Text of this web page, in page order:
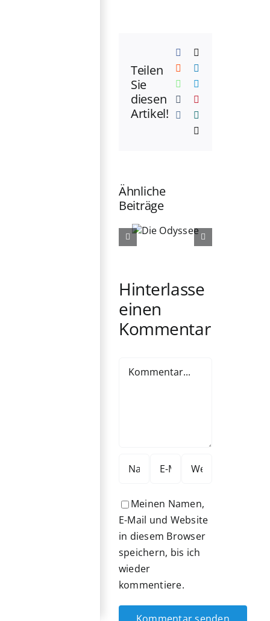
Teilen
Sie
diesen
Artikel!
Facebook
Reddit
WhatsApp
Tumblr
Ähnliche
Beiträge
Hinterlasse
einen
Kommentar
Meinen Namen,
E-Mail und Website
in diesem Browser
speichern, bis ich
wieder
kommentiere.